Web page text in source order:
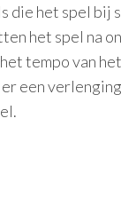
die het spel bij
het spel na
tempo van
een